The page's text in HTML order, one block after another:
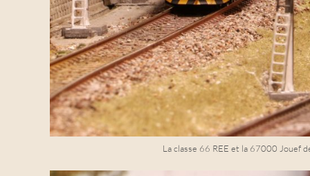
La classe 66 REE et la 67000 Jouef